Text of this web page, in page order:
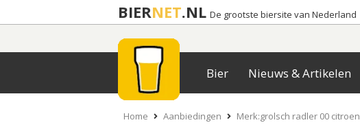
BIERNET.NL De grootste biersite van Nederland
Bier Nieuws & Artikelen
Home Aanbiedingen Merk:grolsch radler 00 citroen